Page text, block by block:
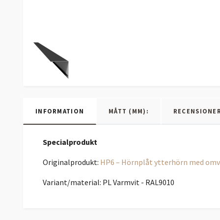
INFORMATION MÅTT (MM):
Specialprodukt
Originalprodukt: HP6 – Hörnplåt ytterhörn med
Variant/material: PL Varmvit - RAL9010